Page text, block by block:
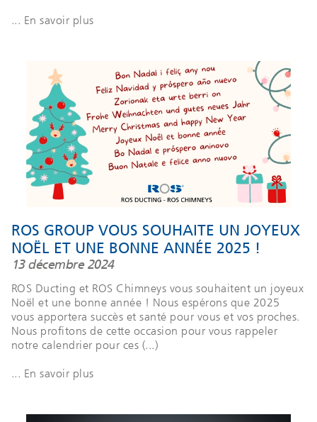
... En savoir plus
ROS GROUP VOUS SOUHAITE UN JOYEUX
NOËL ET UNE BONNE ANNÉE 2025 !
13 décembre 2024
ROS Ducting et ROS Chimneys vous souhaitent un joyeux
Noël et une bonne année ! Nous espérons que 2025
vous apportera succès et santé pour vous et vos proches.
Nous profitons de cette occasion pour vous rappeler
notre calendrier pour ces (...)
... En savoir plus